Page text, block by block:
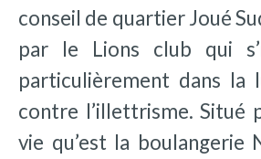
conseil de quartier Joué
par le Lions club qui
particulièrement dans la
contre l’illettrisme. Situé
vie qu’est la boulangerie